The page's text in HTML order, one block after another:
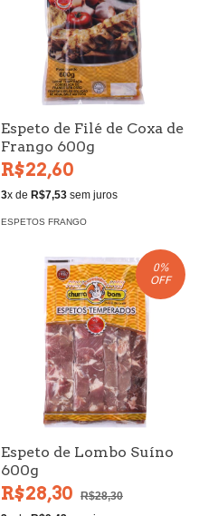
Espeto de Filé de Coxa de
Frango 600g
R$22,60
3x de R$7,53 sem juros
ESPETOS FRANGO
0%
OFF
Espeto de Lombo Suíno
600g
R$28,30
R$28,30